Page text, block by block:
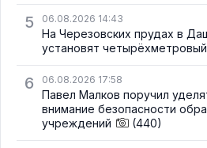
5 06.08.2026 14:43
На Черезовских прудах в
установят
6 06.08.2026 17:58
Павел Малков поручил
внимание безопасности
учреждений
(440)